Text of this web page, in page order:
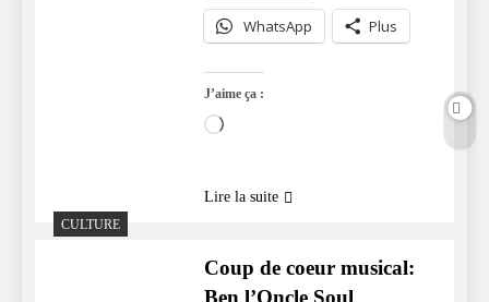
WhatsApp Plus
J’aime ça :
Chargement…
Lire la suite
CULTURE
Coup de coeur musical:
Ben l’Oncle Soul